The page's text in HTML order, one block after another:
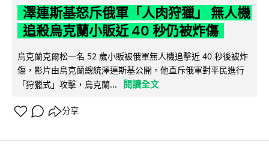
澤連斯基怒斥俄軍「人肉狩獵」 無人機
追殺烏克蘭小販近 40 秒仍被炸傷
烏克蘭克爾松一名 52 歲小販被俄軍無人機追擊近 40 秒後被炸
傷，影片由烏克蘭總統澤連斯基公開。他直斥俄軍對平民進行
「狩獵式」攻擊，烏克蘭...
閱讀全文
分享